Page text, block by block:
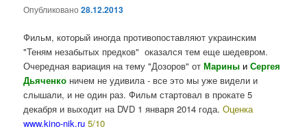
Опубликовано28.12.2013
Фильм, который иногда противопоставляют украинским
"Теням незабытых предков" оказался тем еще шедевром.
Очередная вариация на тему "Дозоров" отМариныи Сергея
Дьяченко ничем не удивила - все это мы уже видели и
слышали, и не один раз. Фильм стартовал в прокате 5
декабря и выходит на DVD 1 января 2014 года.Оценка
www.kino-nik.ru 5/10